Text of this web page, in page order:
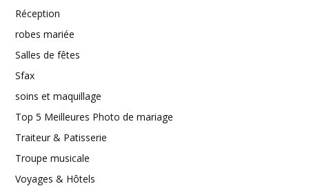
Réception
robes mariée
Salles de fêtes
Sfax
soins et maquillage
Top 5 Meilleures Photo de mariage
Traiteur & Patisserie
Troupe musicale
Voyages & Hôtels